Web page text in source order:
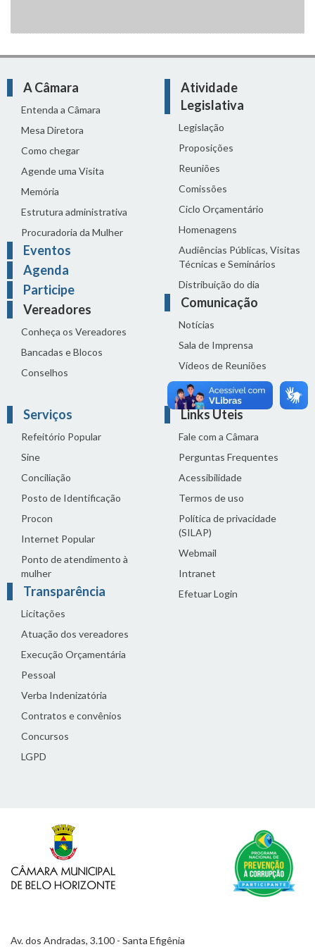
A Câmara
Entenda a Câmara
Mesa Diretora
Como chegar
Agende uma Visita
Memória
Estrutura administrativa
Procuradoria da Mulher
Eventos
Agenda
Participe
Vereadores
Conheça os Vereadores
Bancadas e Blocos
Conselhos
Atividade
Legislativa
Legislação
Proposições
Reuniões
Comissões
Ciclo Orçamentário
Homenagens
Audiências Públicas, Visitas
Técnicas e Seminários
Distribuição do dia
Comunicação
Notícias
Sala de Imprensa
Vídeos de Reuniões
Solenidades
Serviços
Refeitório Popular
Sine
Conciliação
Posto de Identificação
Procon
Internet Popular
Ponto de atendimento à
mulher
Transparência
Licitações
Atuação dos vereadores
Execução Orçamentária
Pessoal
Verba Indenizatória
Contratos e convênios
Concursos
LGPD
Links Úteis
Fale com a Câmara
Perguntas Frequentes
Acessibilidade
Termos de uso
Política de privacidade
(SILAP)
Webmail
Intranet
Efetuar Login
Av. dos Andradas, 3.100 - Santa Efigênia